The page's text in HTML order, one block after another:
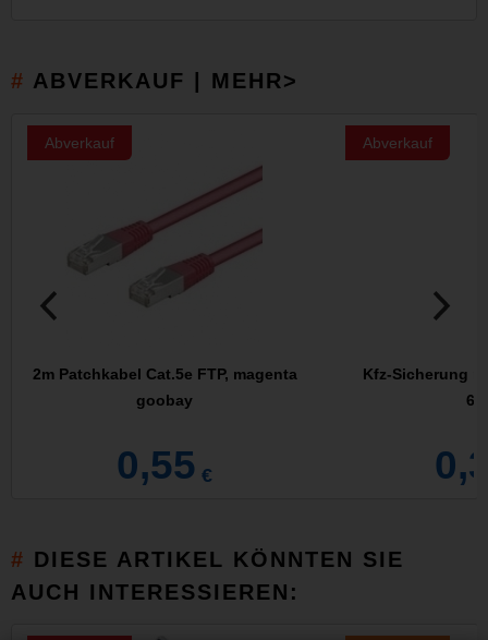
ABVERKAUF | MEHR>
Abverkauf
2m Patchkabel Cat.5e FTP, magenta
goobay
0,55 €
Abverkauf
Kfz-Sicherung
DIESE ARTIKEL KÖNNTEN SIE
AUCH INTERESSIEREN: